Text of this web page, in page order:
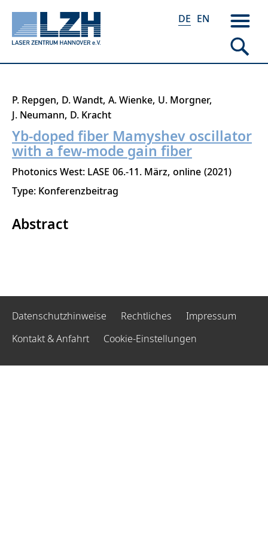
Direkt
zum
Inhalt
DE EN
P. Repgen D. Wandt A. Wienke U. Morgner
J. Neumann D. Kracht
Yb-doped fiber Mamyshev oscillator
with a few-mode gain fiber
Photonics West: LASE 06.-11. März online 2021
Type: Konferenzbeitrag
Abstract
Datenschutzhinweise Rechtliches
Impressum
Kontakt & Anfahrt
Cookie-Einstellungen